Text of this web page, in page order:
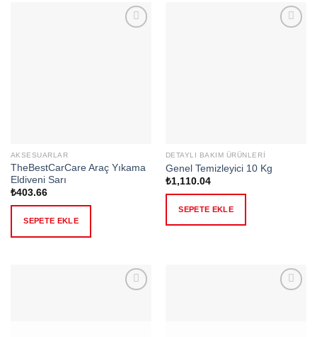
AKSESUARLAR
TheBestCarCare Araç Yıkama
Eldiveni Sarı
₺403.66
SEPETE EKLE
DETAYLI BAKIM ÜRÜNLERI
Genel Temizleyici 10 Kg
₺1,110.04
SEPETE EKLE